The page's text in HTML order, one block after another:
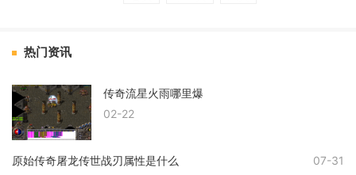
热门资讯
传奇流星火雨哪里爆
02-22
原始传奇屠龙传世战刃属性是什么 07-31